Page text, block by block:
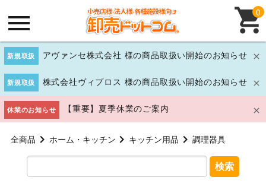
新規取扱 アヴァンセ株式会社 様の商品取扱い開始のお知らせ
新規取扱 株式会社ヴィプロス 様の商品取扱い開始のお知らせ
休業のお知らせ 【重要】夏季休業のご案内
0
全商品 ホーム・キッチン キッチン用品 調理器具
検索